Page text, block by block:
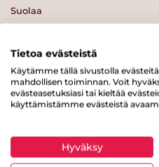
Suolaa
Tulosta sivu
Tietoa evästeistä
Käytämme tällä sivustolla
mahdollisen toiminnan. Voit
evästeasetuksiasi tai kieltää
käyttämistämme evästeistä
Hyväksy